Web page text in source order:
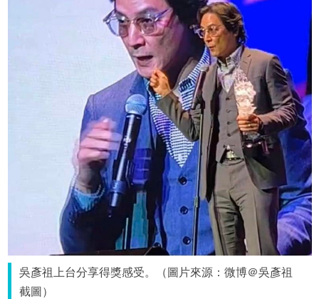
吳彥祖上台分享得獎感受。（圖片來源：微博＠吳彥祖
截圖）